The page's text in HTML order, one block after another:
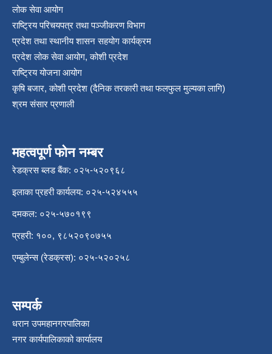
लोक सेवा आयोग
राष्ट्रिय परिचयपत्र तथा पञ्‍जीकरण विभाग
प्रदेश तथा स्थानीय शासन सहयोग कार्यक्रम
प्रदेश लोक सेवा आयोग, कोशी प्रदेश
राष्ट्रिय योजना आयोग
कृषि बजार, कोशी प्रदेश (दैनिक तरकारी तथा फलफुल मुल्यका लागि)
श्रम संसार प्रणाली
महत्वपूर्ण फोन नम्बर
रेडक्रस ब्लड बैंक: ०२५-५२०९६८
इलाका प्रहरी कार्यलय: ०२५-५२४५५५
दमकल: ०२५-५७०१९९
प्रहरी: १००, ९८५२०९०७५५
एम्बुलेन्स (रेडक्रस): ०२५-५२०२५८
सम्पर्क
धरान उपमहानगरपालिका
नगर कार्यपालिकाको कार्यालय